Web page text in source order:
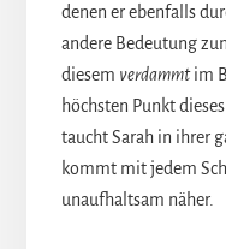
denen er ebenfalls
andere Bedeutung
diesem verdammtim
höchsten Punkt
taucht Sarah in ihrer
kommt mit jedem
unaufhaltsam näher.